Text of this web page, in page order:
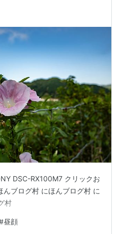
DSC-RX100M7 クリックお
ブログ村 にほんブログ村 に
村
昼顔